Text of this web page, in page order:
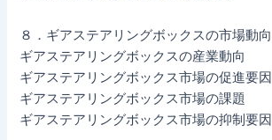
８．ギアステアリングボックスの市場動向
ギアステアリングボックスの産業動向
ギアステアリングボックス市場の促進要因
ギアステアリングボックス市場の課題
ギアステアリングボックス市場の抑制要因